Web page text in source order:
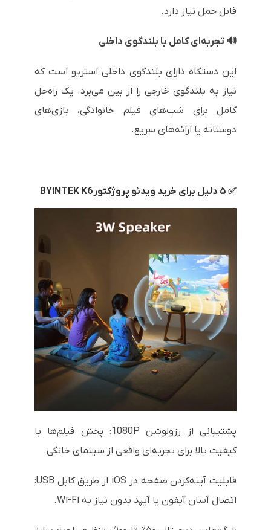
قابل حمل نیاز دارد.
🔊 تجربه‌ای کامل با بلندگوی داخلی
این دستگاه دارای بلندگوی داخلی استریو است که
نیاز به بلندگوی خارجی را از بین می‌برد. یک راه‌حل
کامل برای شب‌های فیلم خانوادگی، بازی‌های
دوستانه یا ارائه‌های سریع.
✅ ۵ دلیل برای خرید ویدئو پروژکتور BYINTEK K6
پشتیبانی از رزولوشن 1080P: پخش فیلم‌ها با
کیفیت بالا برای تجربه‌ای واقعی از سینمای خانگی.
قابلیت آینه‌کردن صفحه در iOS از طریق کابل USB:
اتصال آسان آیفون یا آیپد بدون نیاز به Wi-Fi.